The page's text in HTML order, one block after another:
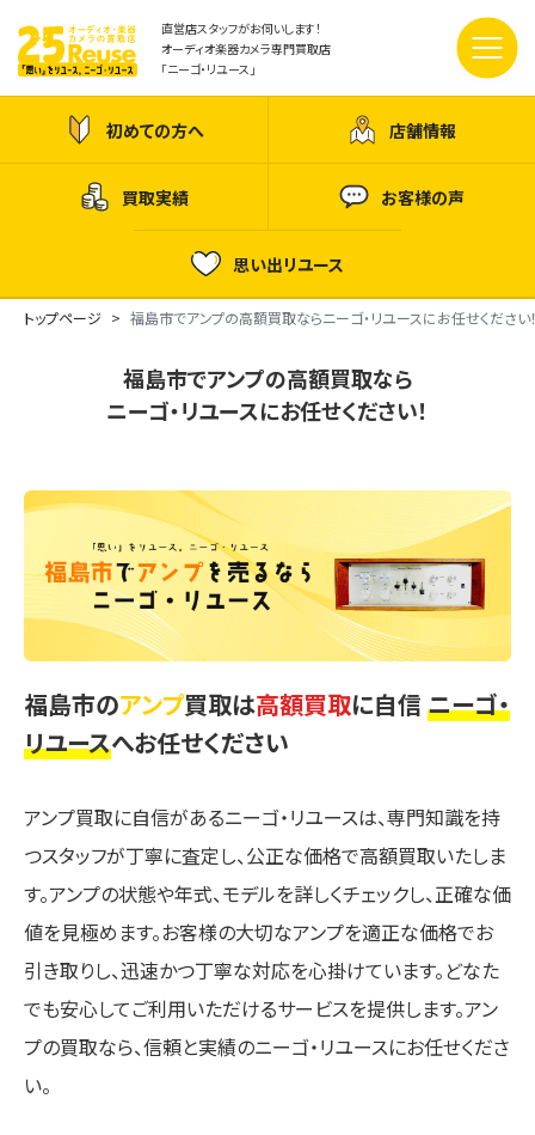
直営店スタッフがお伺いします！
オーディオ楽器カメラ専門買取店
「ニーゴ・リユース」
初めての方へ 店舗情報
買取実績 お客様の声
思い出リユース
トップページ 福島市でアンプの高額買取ならニーゴ・リユースにお任せください
福島市でアンプの高額買取なら
ニーゴ・リユースにお任せください！
福島市のアンプ買取は高額買取に自信 ニーゴ・
リユースへお任せください
アンプ買取に自信があるニーゴ・リユースは、専門知識を持
つスタッフが丁寧に査定し、公正な価格で高額買取いたしま
す。アンプの状態や年式、モデルを詳しくチェックし、正確な価
値を見極めます。お客様の大切なアンプを適正な価格でお
引き取りし、迅速かつ丁寧な対応を心掛けています。どなた
でも安心してご利用いただけるサービスを提供します。アン
プの買取なら、信頼と実績のニーゴ・リユースにお任せくださ
い。